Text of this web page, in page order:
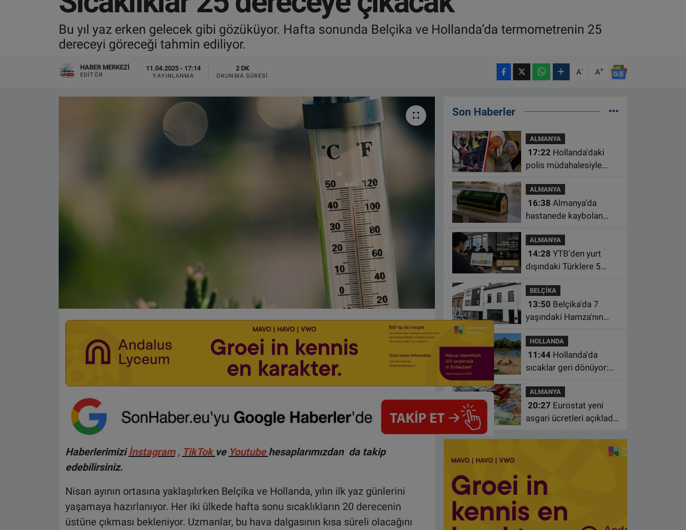
Bu yıl yaz erken gelecek gibi gözüküyor. Hafta sonunda Belçika ve Hollanda’da termometrenin 25
dereceyi göreceği tahmin ediliyor.
HABER MERKEZI
EDITÖR
11.04.2025 - 17:14
YAYINLANMA
2 DK
OKUNMA SÜRESI A- A+
Haberlerimiziİnstagram , TikTok ve Youtube hesaplarımızdan da takip
edebilirsiniz.
Nisan ayının ortasına yaklaşılırken Belçika ve Hollanda, yılın ilk yaz günlerini
yaşamaya hazırlanıyor. Her iki ülkede hafta sonu sıcaklıkların 20 derecenin
üstüne çıkması bekleniyor. Uzmanlar, bu hava dalgasının kısa süreli olacağını
Son Haberler
ALMANYA
17:22
polis müdahalesiyle
çiftin bebeği aileden
alındı
ALMANYA
16:38
hastanede kaybolan
çamaşır makinesinde
bulundu
ALMANYA
14:28
dışındaki Türklere 5
desteği
BELÇİKA
13:50
yaşındaki Hamza'nın
dahil üç kişi tutuklandı
HOLLANDA
11:44Hollanda'da
sıcaklar geri dönüyor:
dereceyi gösterecek
ALMANYA
20:27
asgari ücretleri açıkladı:
ALGEMENE VOORWAARDEN
CONTACT
Çerez Politikası